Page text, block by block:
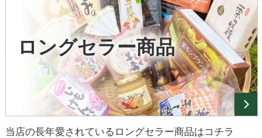
ロングセラー商品
当店の長年愛されているロングセラー商品はコチラ